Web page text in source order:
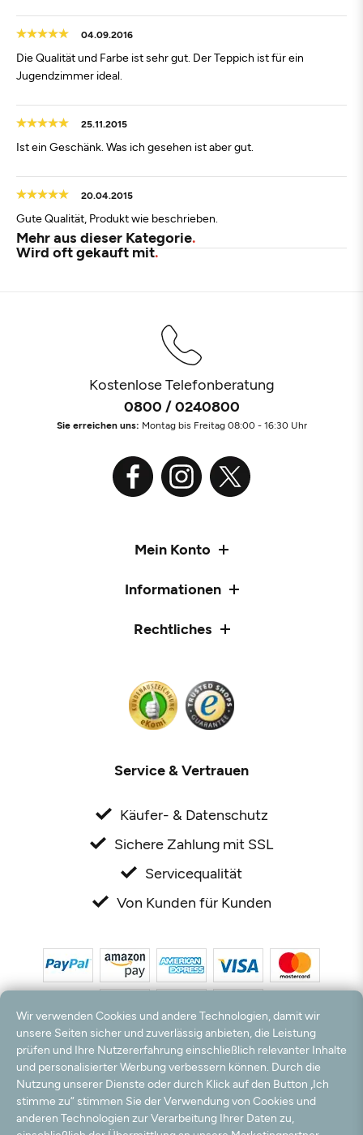
04.09.2016
Die Qualität und Farbe ist sehr gut. Der Teppich ist für ein
Jugendzimmer ideal.
25.11.2015
Ist ein Geschänk. Was ich gesehen ist aber gut.
20.04.2015
Gute Qualität, Produkt wie beschrieben.
Mehr aus dieser Kategorie
Wird oft gekauft mit
Kostenlose Telefonberatung
0800 / 0240800
Sie erreichen uns: Montag bis Freitag 08:00 - 16:30 Uhr
Mein Konto
Informationen
Rechtliches
Service & Vertrauen
Käufer- & Datenschutz
Sichere Zahlung mit SSL
Servicequalität
Von Kunden für Kunden
nur innerhalb Deutschlands und Österreichs.
Hinweis:Wir nutzen Ihre E-Mail Adresse für werbliche Zwecke, die jederzeit widerrufen
werden können. Ihre Daten werden nicht an Dritte weitergegeben.
© 2003 - 2026 Rudolf Hossdorf Teppichhandel e.K. / Alle Rechte vorbehalten. powered by
Wir verwenden Cookies und andere Technologien, damit wir
unsere Seiten sicher und zuverlässig anbieten, die Leistung
prüfen und Ihre Nutzererfahrung einschließlich relevanter Inhalte
und personalisierter Werbung verbessern können. Durch die
Nutzung unserer Dienste oder durch Klick auf den Button „Ich
stimme zu“ stimmen Sie der Verwendung von Cookies und
anderen Technologien zur Verarbeitung Ihrer Daten zu,